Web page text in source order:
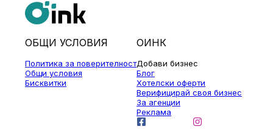
ОБЩИ УСЛОВИЯ
Политика за поверителност
Общи условия
Бисквитки
ОИНК
Добави бизнес
Блог
Хотелски оферти
Верифицирай своя бизнес
За агенции
Реклама